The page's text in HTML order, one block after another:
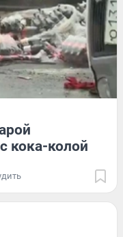
кока-колой